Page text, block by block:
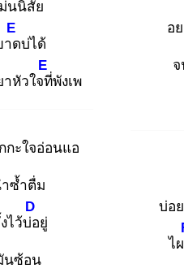
นนิสัย
าด
E
บ่ได้
าหัวใจที่
E
พังเพ
กะใจอ่อนแอ
ซ้ำตื่ม
ไว้บ่อ
D
ยู่
นซ้อน
อ
บ่อ
ไ